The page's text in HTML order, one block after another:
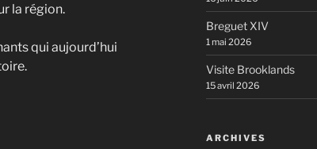
la région.
qui aujourd’hui
Breguet XIV
1 mai 2026
Visite Brooklands
15 avril 2026
ARCHIVES